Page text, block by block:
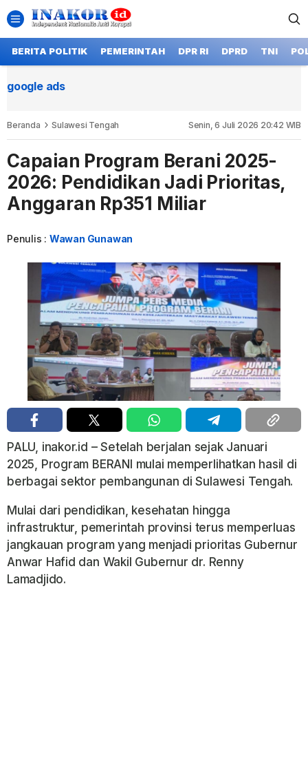
BERITA POLITIK PEMERINTAH DPR RI DPRD TNI
google ads
Beranda Sulawesi Tengah Senin, 6 Juli 2026 20:42 WIB
Capaian Program Berani 2025-
2026: Pendidikan Jadi Prioritas,
Anggaran Rp351 Miliar
Penulis : Wawan Gunawan
PALU, inakor.id – Setelah berjalan sejak Januari
2025, Program BERANI mulai memperlihatkan hasil di
berbagai sektor pembangunan di Sulawesi Tengah.
Mulai dari pendidikan, kesehatan hingga
infrastruktur, pemerintah provinsi terus memperluas
jangkauan program yang menjadi prioritas Gubernur
Anwar Hafid dan Wakil Gubernur dr. Renny
Lamadjido.